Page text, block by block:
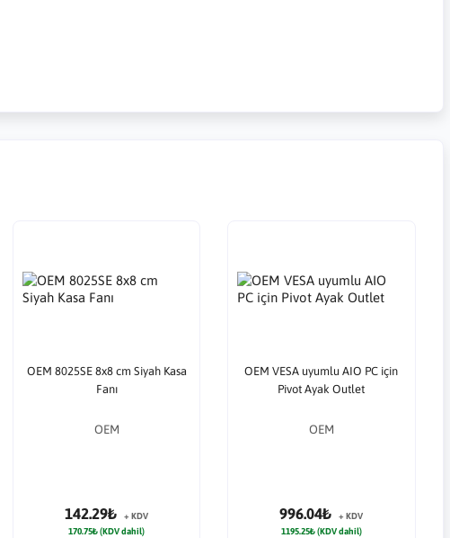
OEM 8025SE 8x8 cm Siyah Kasa
Fanı
OEM
142.29₺
+ KDV
170.75₺ (KDV dahil)
OEM VESA uyumlu AIO PC için
Pivot Ayak Outlet
OEM
996.04₺
+ KDV
1195.25₺ (KDV dahil)